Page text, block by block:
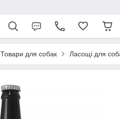
Товари для собак Ласощі для